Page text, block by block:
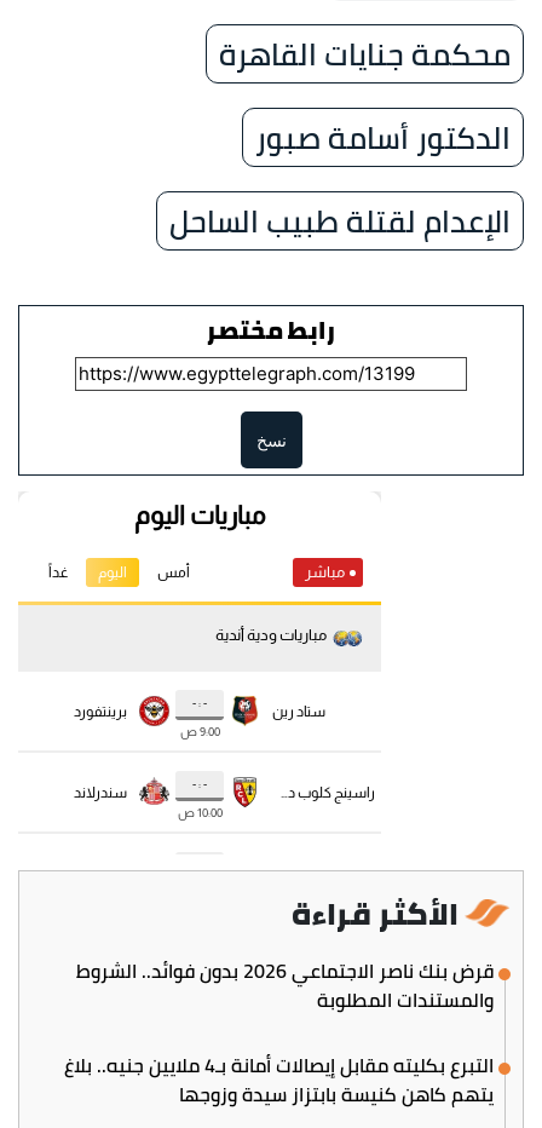
محكمة جنايات القاهرة
الدكتور أسامة صبور
الإعدام لقتلة طبيب الساحل
رابط مختصر
نسخ
الأكثر قراءة
قرض بنك ناصر الاجتماعي 2026 بدون فوائد.. الشروط
والمستندات المطلوبة
التبرع بكليته مقابل إيصالات أمانة بـ4 ملايين جنيه.. بلاغ
يتهم كاهن كنيسة بابتزاز سيدة وزوجها